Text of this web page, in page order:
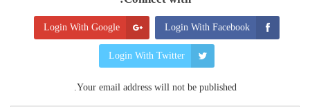
Login With Facebook
Login With Google
Login With Twitter
Your email address will not be published.